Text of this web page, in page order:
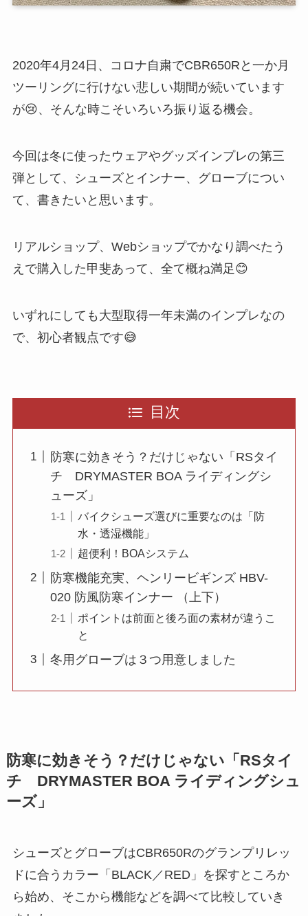
2020年4月24日、コロナ自粛でCBR650Rと一か月
ツーリングに行けない悲しい期間が続いています
が😢、そんな時こそいろいろ振り返る機会。
今回は冬に使ったウェアやグッズインプレの第三
弾として、シューズとインナー、グローブについ
て、書きたいと思います。
リアルショップ、Webショップでかなり調べたう
えで購入した甲斐あって、全て概ね満足😊
いずれにしても大型取得一年未満のインプレなの
で、初心者観点です😅
目次
防寒に効きそう？だけじゃない「RSタイ
チ DRYMASTER BOA ライディングシ
ューズ」
バイクシューズ選びに重要なのは「防
水・透湿機能」
超便利！BOAシステム
防寒機能充実、ヘンリービギンズ HBV-
020 防風防寒インナー （上下）
ポイントは前面と後ろ面の素材が違うこ
と
冬用グローブは３つ用意しました
防寒に効きそう？だけじゃない「RSタイ
チ DRYMASTER BOA ライディングシュ
ーズ」
シューズとグローブはCBR650Rのグランプリレッ
ドに合うカラー「BLACK／RED」を探すところか
ら始め、そこから機能などを調べて比較していき